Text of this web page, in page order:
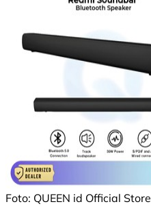
Foto: QUEEN id Official Store